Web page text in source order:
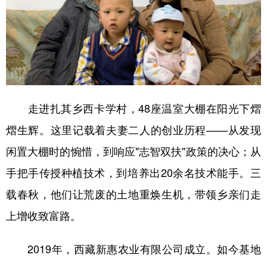
走进扎其乡西卡学村，48座温室大棚在阳光下熠
熠生辉。这里记载着夫妻二人的创业历程——从发现
闲置大棚时的惋惜，到响应"志智双扶"政策的决心；从
手把手传授种植技术，到培养出20余名技术能手。三
载春秋，他们让荒废的土地重焕生机，带领乡亲们走
上增收致富路。
2019年，西藏新惠农业有限公司成立。如今基地